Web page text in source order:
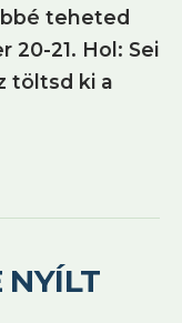
teheted
20-21. Hol: Sei
töltsd ki a
NYÍLT